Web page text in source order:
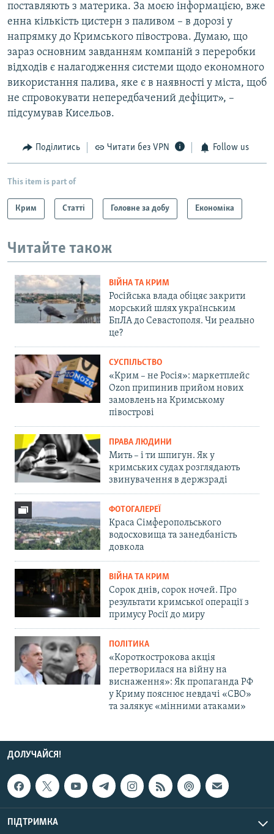
поставляють з материка. За моєю інформацією, вже
енна кількість цистерн з паливом – в дорозі у
напрямку до Кримського півострова. Думаю, що
зараз основним завданням компаній з переробки
відходів є налагодження системи щодо економного
використання палива, яке є в наявності у міста, щоб
не спровокувати непередбачений дефіцит», –
підсумував Кисельов.
Поділитись Читати без VPN Follow us
This item is part of
Крим Статті Головне за добу Економіка
Читайте також
ВІЙНА ТА КРИМ
Російська влада обіцяє закрити
морський шлях українським
БпЛА до Севастополя. Чи реально
це?
СУСПІЛЬСТВО
«Крим – не Росія»: маркетплейс
Ozon припинив прийом нових
замовлень на Кримському
півострові
ПРАВА ЛЮДИНИ
Мить – і ти шпигун. Як у
кримських судах розглядають
звинувачення в держзраді
ФОТОГАЛЕРЕЇ
Краса Сімферопольського
водосховища та занедбаність
довкола
ВІЙНА ТА КРИМ
Сорок днів, сорок ночей. Про
результати кримської операції з
примусу Росії до миру
ПОЛІТИКА
«Короткострокова акція
перетворилася на війну на
виснаження»: Як пропаганда РФ
у Криму пояснює невдачі «СВО»
та залякує «мінними атаками»
ДОЛУЧАЙСЯ!
ПІДТРИМКА